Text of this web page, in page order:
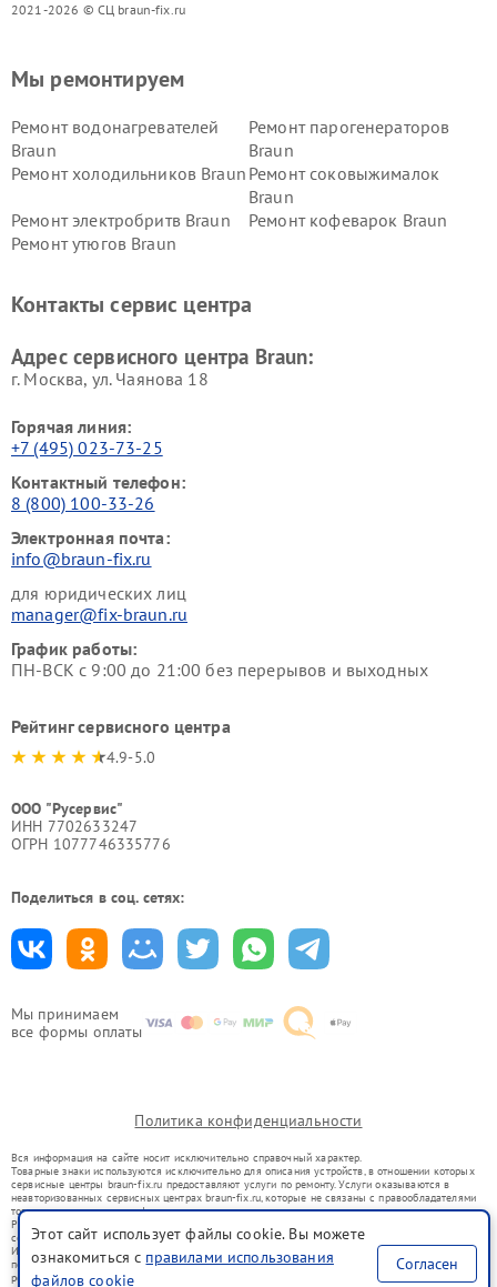
2021-2026 © СЦ braun-fix.ru
Мы принимаем
все формы оплаты
Мы ремонтируем
Ремонт водонагревателей
Braun
Ремонт парогенераторов
Braun
Ремонт холодильников Braun Ремонт соковыжималок
Braun
Ремонт электробритв Braun
Ремонт кофеварок Braun
Ремонт утюгов Braun
Контакты сервис центра
Адрес сервисного центра Braun:
г. Москва, ул. Чаянова 18
Горячая линия:
+7 (495) 023-73-25
Контактный телефон:
8 (800) 100-33-26
Электронная почта:
info@braun-fix.ru
для юридических лиц
manager@fix-braun.ru
График работы:
ПН-ВСК с 9:00 до 21:00 без перерывов и выходных
Рейтинг сервисного центра
4.9-5.0
ООО "Русервис"
ИНН 7702633247
ОГРН 1077746335776
Поделиться в соц. сетях:
Политика конфиденциальности
Вся информация на сайте носит исключительно справочный характер.
Товарные знаки используются исключительно для описания устройств, в отношении которых
сервисные центры braun-fix.ru предоставляют услуги по ремонту. Услуги оказываются в
неавторизованных сервисных центрах braun-fix.ru, которые не связаны с правообладателями
товарных знаков или их официальными представителями.
Ремонт осуществляется для устройств, уже введенных в гражданский оборот в соответствии
со статьей 1487 ГК РФ.
Использование товарных знаков не преследует цели индивидуализации услуг или введения
потребителей в заблуждение, а служит для информирования о предоставляемых услугах по
ремонту техники указанных брендов.
Этот сайт использует файлы cookie. Вы можете
ознакомиться с правилами использования
файлов cookie
Согласен